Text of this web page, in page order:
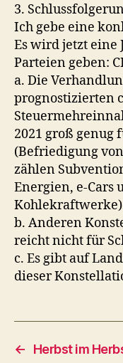
3.
Ich gebe eine
Es wird jetzt eine
Parteien geben:
a. Die
prognostizierten
2021 groß genug
(Befriedigung
zählen
Energien, e-Cars
b. Anderen
reicht nicht für
c. Es gibt auf
dieser
← Herbst im